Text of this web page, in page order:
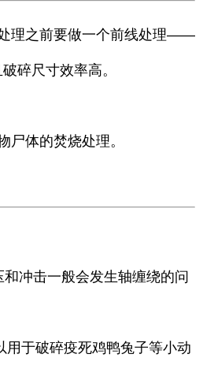
处理之前要做一个前线处理——
碎尺寸效率高。
体的焚烧处理。
冲击一般会发生轴缠绕的问
于破碎疫死鸡鸭兔子等小动